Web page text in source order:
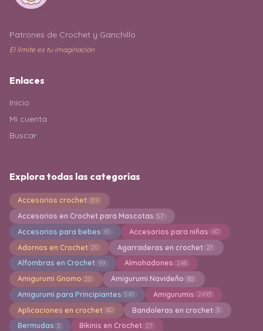
Patrones de Crochet y Ganchillo
El límite es tu imaginación
Enlaces
Inicio
Mi cuenta
Buscar
Explora todas las categorías
Accesorios crochet 319
Accesorios en Crochet para Mascotas 57
Accesorios para bebes 61 Accesorios para niñas 60
Adornos en Crochet 20 Agarraderas en crochet 21
Alfombras en Crochet 99 Almohadones 248
Amigurumi Gnomo 20 Amigurumi Navideño 80
Amigurumi para Principiantes 541 Amigurumis 2493
Aplicaciones en crochet 60 Bandoleras en crochet 5
Bermudas 3 Bikinis en Crochet 27